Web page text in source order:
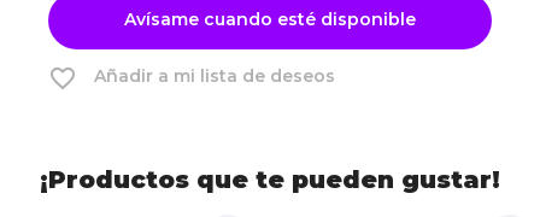
Avísame cuando esté disponible
favorite_border Añadir a mi lista de deseos
¡Productos que te pueden gustar!